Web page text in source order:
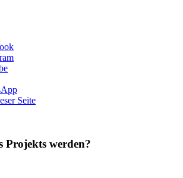
Seite
Projekts werden?